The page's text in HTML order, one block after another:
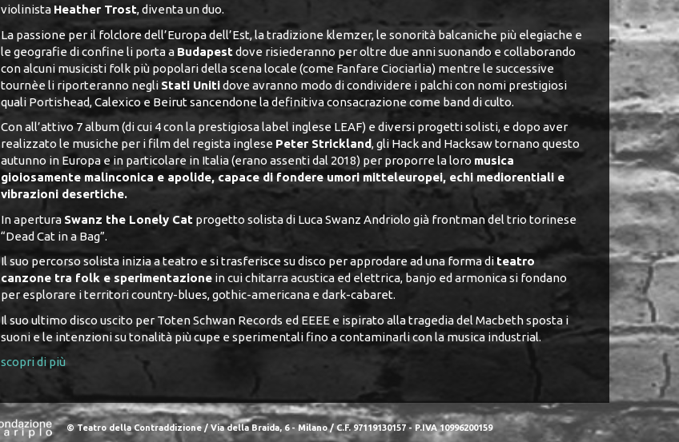
violinista Heather Trost, diventa un duo.
La passione per il folclore dell’Europa dell’Est, la tradizione klemzer, le sonorità balcaniche più elegiache e
le geografie di confine li porta a Budapestdove risiederanno per oltre due anni suonando e collaborando
con alcuni musicisti folk più popolari della scena locale (come Fanfare Ciociarlia) mentre le successive
tournèe li riporteranno negli Stati Unitidove avranno modo di condividere i palchi con nomi prestigiosi
quali Portishead, Calexico e Beirut sancendone la definitiva consacrazione come band di culto.
Con all’attivo 7 album (di cui 4 con la prestigiosa label inglese LEAF) e diversi progetti solisti, e dopo aver
realizzato le musiche per i film del regista inglese Peter Strickland, gli Hack and Hacksaw tornano questo
autunno in Europa e in particolare in Italia (erano assenti dal 2018) per proporre la loro musica
gioiosamente malinconica e apolide, capace di fondere umori mitteleuropei, echi mediorentiali e
vibrazioni desertiche.
In apertura Swanz the Lonely Cat progetto solista di Luca Swanz Andriolo già frontman del trio torinese
“Dead Cat in a Bag”.
Il suo percorso solista inizia a teatro e si trasferisce su disco per approdare ad una forma diteatro
canzone tra folk e sperimentazione in cui chitarra acustica ed elettrica, banjo ed armonica si fondano
per esplorare i territori country-blues, gothic-americana e dark-cabaret.
Il suo ultimo disco uscito per Toten Schwan Records ed EEEE e ispirato alla tragedia del Macbeth sposta i
suoni e le intenzioni su tonalità più cupe e sperimentali fino a contaminarli con la musica industrial.
scopri di più
© Teatro della Contraddizione / Via della Braida, 6 - Milano / C.F. 97119130157 - P.IVA 10996200159